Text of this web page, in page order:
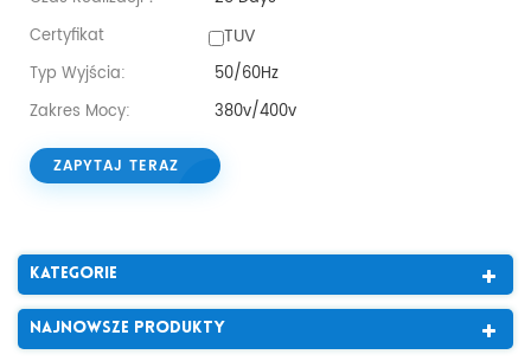
Certyfikat
TUV
Typ Wyjścia:
50/60Hz
Zakres Mocy:
380v/400v
ZAPYTAJ TERAZ
Kategorie
Najnowsze Produkty